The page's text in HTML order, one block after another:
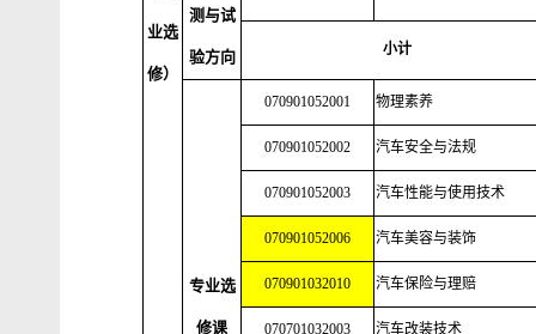
业选
修）
测与试
验方向 小计
专业选
修课
070901052001 物理素养
070901052002 汽车安全与法规
070901052003 汽车性能与使用技术
070901052006 汽车美容与装饰
070901032010 汽车保险与理赔
070701032003 汽车改装技术